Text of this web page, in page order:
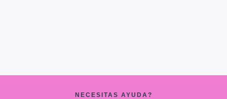
NECESITAS AYUDA?